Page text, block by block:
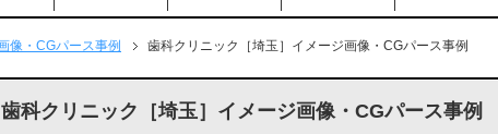
像・CGパース事例 歯科クリニック［埼玉］イメージ画像・CGパース事例
歯科クリニック［埼玉］イメージ画像・CGパース事例